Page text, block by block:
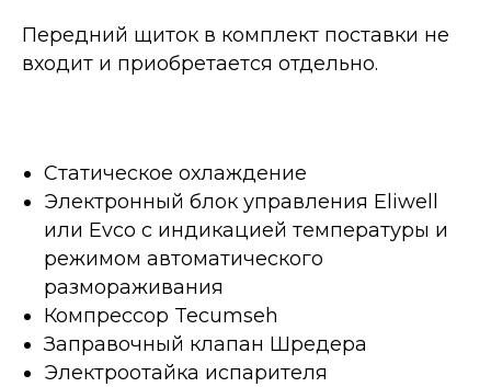
Передний щиток в комплект поставки не
входит и приобретается отдельно.
Статическое охлаждение
​Электронный блок управления Eliwell
или Evco с индикацией температуры и
режимом автоматического
размораживания
Компрессор Tecumseh
Заправочный клапан Шредера
Электроотайка испарителя